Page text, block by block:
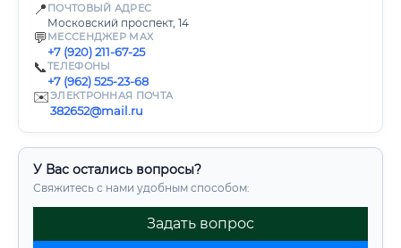
📍 ПОЧТОВЫЙ АДРЕС
Московский проспект, 14
💬 МЕССЕНДЖЕР MAX
+7 (920) 211-67-25
📞ТЕЛЕФОНЫ
+7 (962) 525-23-68
✉️ЭЛЕКТРОННАЯ ПОЧТА
382652@mail.ru
У Вас остались вопросы?
Свяжитесь с нами удобным способом:
Задать вопрос